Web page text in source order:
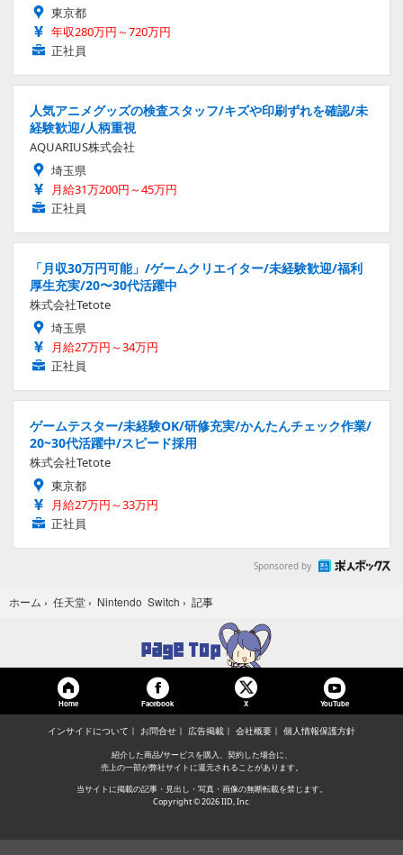
東京都
年収280万円～720万円
正社員
人気アニメグッズの検査スタッフ/キズや印刷ずれを確認/未
経験歓迎/人柄重視
AQUARIUS株式会社
埼玉県
月給31万200円～45万円
正社員
「月収30万円可能」/ゲームクリエイター/未経験歓迎/福利
厚生充実/20〜30代活躍中
株式会社Tetote
埼玉県
月給27万円～34万円
正社員
ゲームテスター/未経験OK/研修充実/かんたんチェック作業/
20~30代活躍中/スピード採用
株式会社Tetote
東京都
月給27万円～33万円
正社員
Sponsored by
ホーム › 任天堂 › Nintendo Switch › 記事
Home Facebook X YouTube
インサイドについて お問合せ 広告掲載 会社概要 個人情報保護方針
紹介した商品/サービスを購入、契約した場合に、
売上の一部が弊社サイトに還元されることがあります。
当サイトに掲載の記事・見出し・写真・画像の無断転載を禁じます。
Copyright © 2026 IID, Inc.